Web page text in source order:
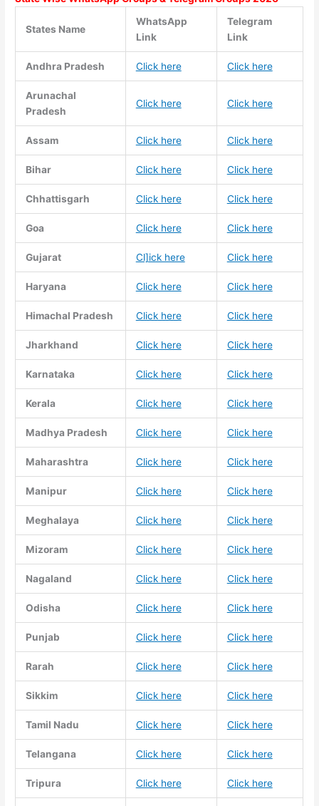
States Name
WhatsApp
Link
Telegram
Link
Andhra Pradesh Click here Click here
Arunachal
Pradesh
Click here Click here
Assam Click here Click here
Bihar Click here Click here
Chhattisgarh Click here Click here
Goa Click here Click here
Gujarat Cl]ick here Click here
Haryana Click here Click here
Himachal Pradesh Click here Click here
Jharkhand Click here Click here
Karnataka Click here Click here
Kerala Click here Click here
Madhya Pradesh Click here Click here
Maharashtra Click here Click here
Manipur Click here Click here
Meghalaya Click here Click here
Mizoram Click here Click here
Nagaland Click here Click here
Odisha Click here Click here
Punjab Click here Click here
Rarah Click here Click here
Sikkim Click here Click here
Tamil Nadu Click here Click here
Telangana Click here Click here
Tripura Click here Click here